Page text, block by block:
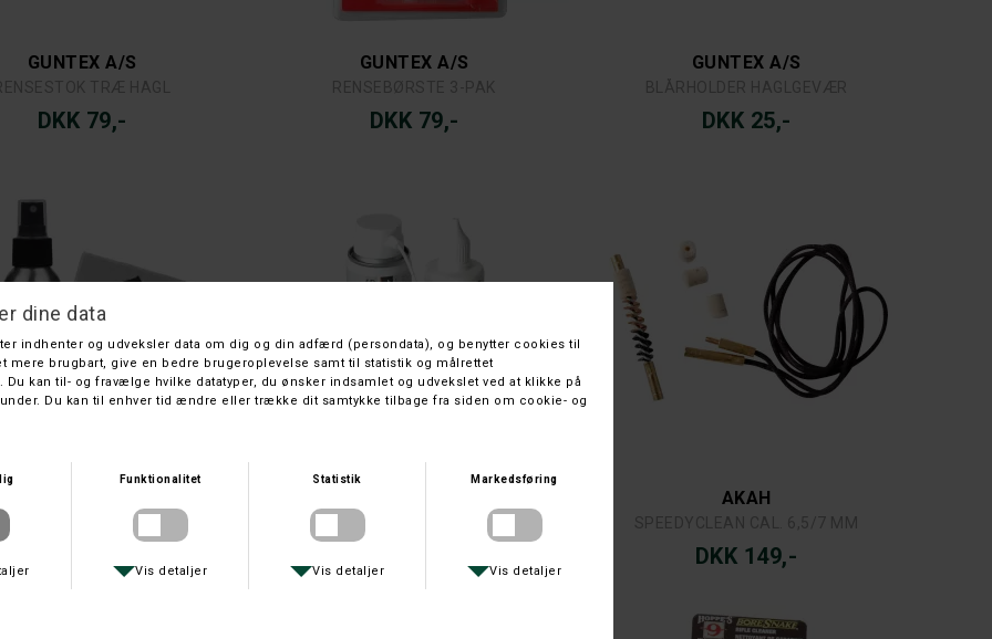
GUNTEX A/S
DKK 79,-
GUNTEX A/S
DKK 79,-
GUNTEX A/S
DKK 25,-
VÅBENPLEJE SÆT BLASER RENSESÆT
AKAH
DKK 149,-